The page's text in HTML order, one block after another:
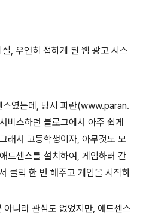
, 우연히 접하게 된 웹 광고 시스
스였는데, 당시 파란(www.paran.
스하던 블로그에서 아주 쉽게
래서 고등학생이자, 아무것도 모
드센스를 설치하여, 게임하러 간
클릭 한 번 해주고 게임을 시작하
니라 관심도 없었지만, 애드센스